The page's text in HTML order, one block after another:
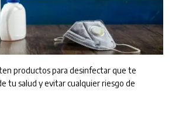
productos para desinfectar que te
tu salud y evitar cualquier riesgo de